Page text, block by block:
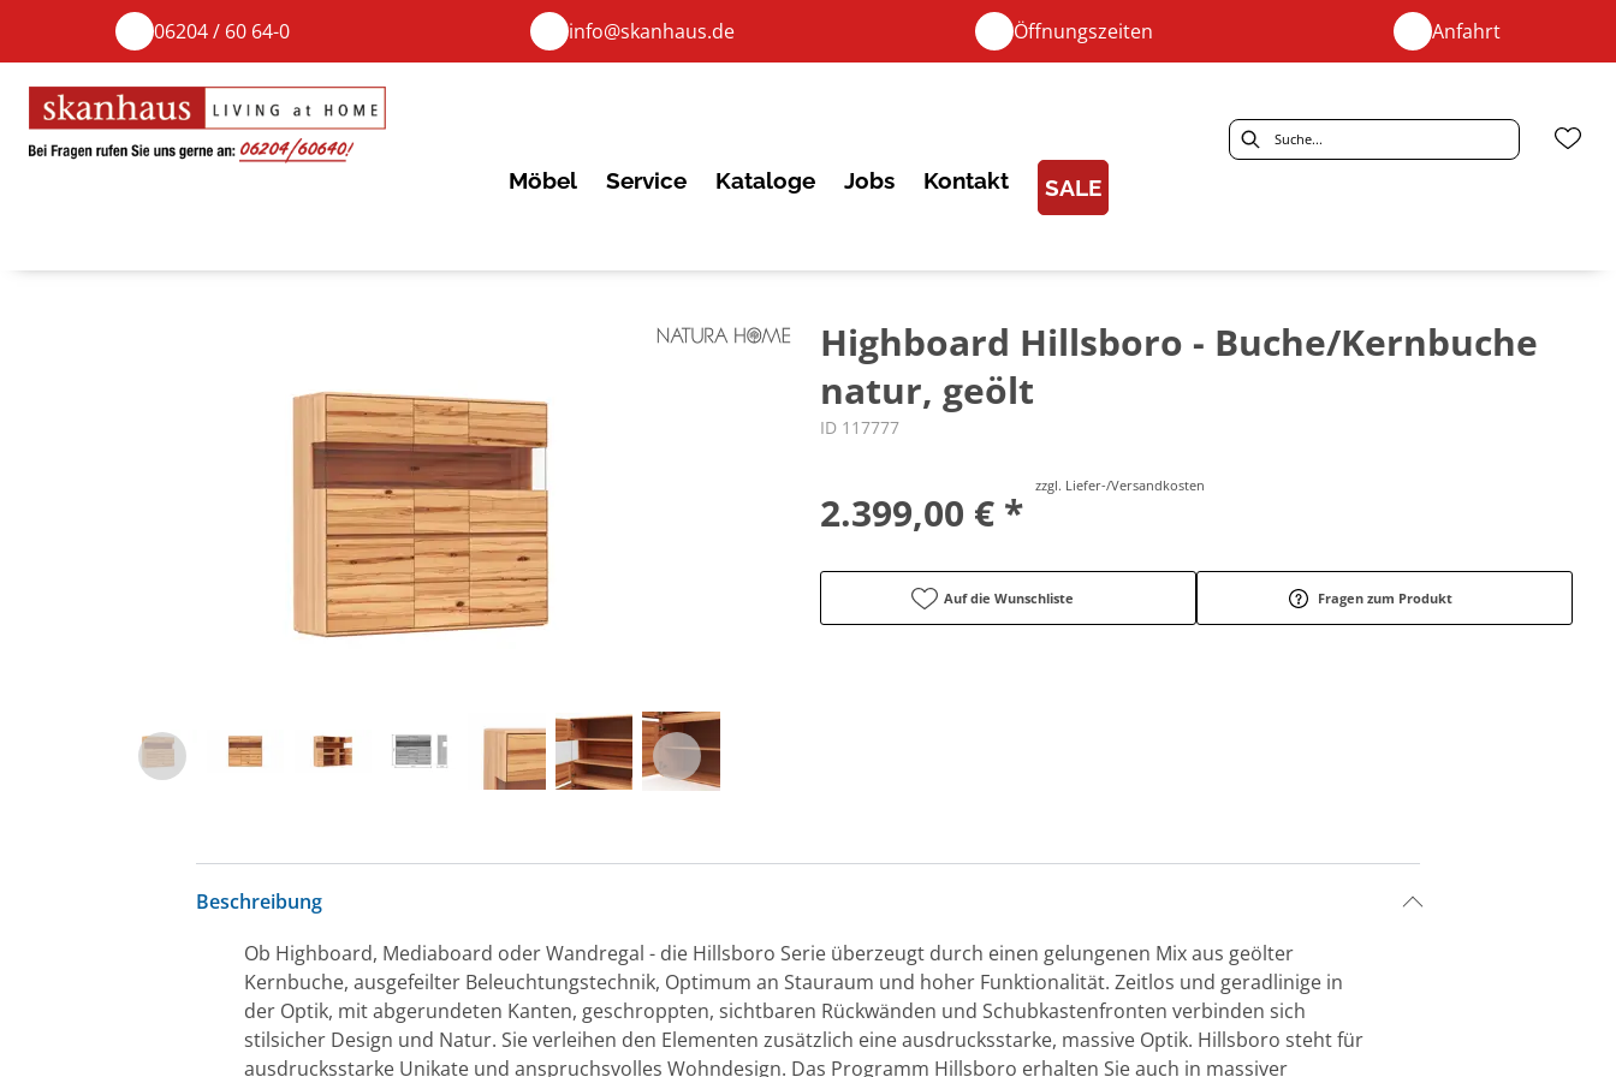
06204 / 60 64-0 info@skanhaus.de Öffnungszeiten Anfahrt
Möbel Service Kataloge Jobs Kontakt SALE
Highboard Hillsboro - Buche/Kernbuche
natur, geölt
ID 117777
2.399,00 € *
zzgl. Liefer-/Versandkosten
Auf die Wunschliste Fragen zum Produkt
Beschreibung
Ob Highboard, Mediaboard oder Wandregal - die Hillsboro Serie überzeugt durch einen gelungenen Mix aus geölter
Kernbuche, ausgefeilter Beleuchtungstechnik, Optimum an Stauraum und hoher Funktionalität. Zeitlos und geradlinige in
der Optik, mit abgerundeten Kanten, geschroppten, sichtbaren Rückwänden und Schubkastenfronten verbinden sich
stilsicher Design und Natur. Sie verleihen den Elementen zusätzlich eine ausdrucksstarke, massive Optik. Hillsboro steht für
ausdrucksstarke Unikate und anspruchsvolles Wohndesign. Das Programm Hillsboro erhalten Sie auch in massiver